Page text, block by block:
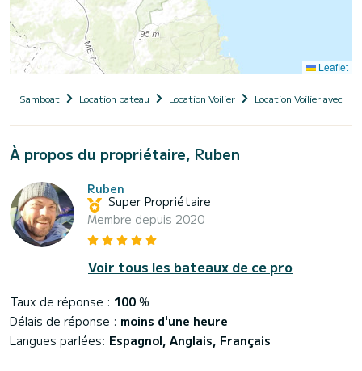
Leaflet
Samboat Location bateau Location Voilier Location Voilier avec
À propos du propriétaire, Ruben
Ruben
Super Propriétaire
Membre depuis 2020
Voir tous les bateaux de ce pro
Taux de réponse : 100 %
Délais de réponse : moins d'une heure
Langues parlées: Espagnol, Anglais, Français